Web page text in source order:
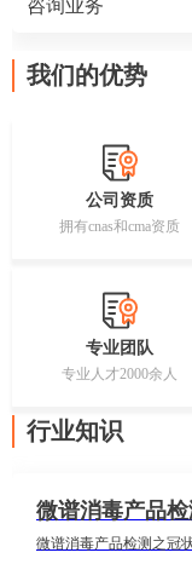
咨询业务
我们的优势
公司资质
拥有cnas和cma资质
专业团队
专业人才2000余人
行业知识
微谱消毒产品
微谱消毒产品检测之冠